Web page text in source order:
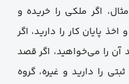
اگر ملکی را خریده و
پایان کار را دارید، اگر
آن را می‌خواهید، اگر قصد
را دارید و غیره، گروه